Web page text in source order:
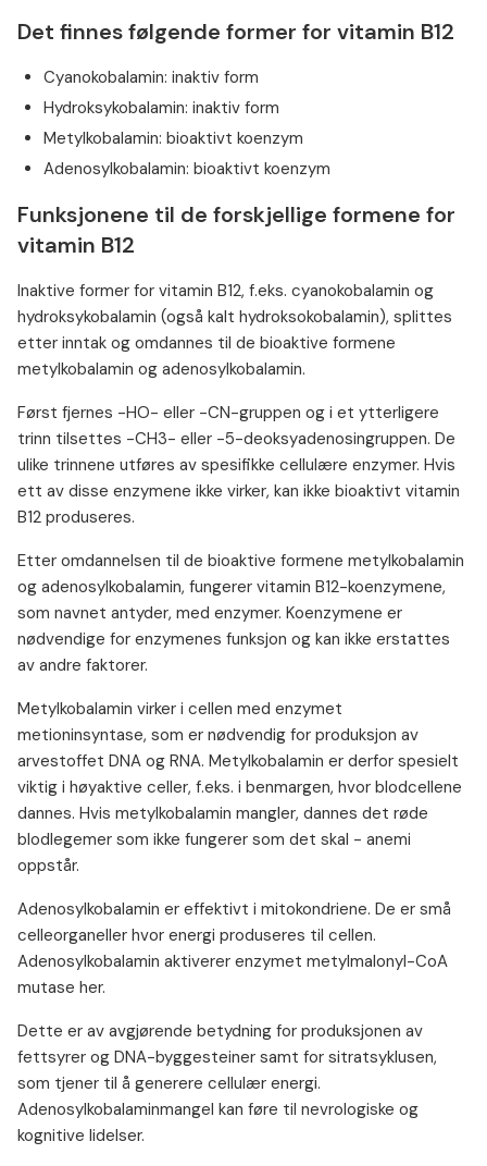
Det finnes følgende former for vitamin B12
Cyanokobalamin: inaktiv form
Hydroksykobalamin: inaktiv form
Metylkobalamin: bioaktivt koenzym
Adenosylkobalamin: bioaktivt koenzym
Funksjonene til de forskjellige formene for
vitamin B12
Inaktive former for vitamin B12, f.eks. cyanokobalamin og
hydroksykobalamin (også kalt hydroksokobalamin), splittes
etter inntak og omdannes til de bioaktive formene
metylkobalamin og adenosylkobalamin.
Først fjernes -HO- eller -CN-gruppen og i et ytterligere
trinn tilsettes -CH3- eller -5-deoksyadenosingruppen. De
ulike trinnene utføres av spesifikke cellulære enzymer. Hvis
ett av disse enzymene ikke virker, kan ikke bioaktivt vitamin
B12 produseres.
Etter omdannelsen til de bioaktive formene metylkobalamin
og adenosylkobalamin, fungerer vitamin B12-koenzymene,
som navnet antyder, med enzymer. Koenzymene er
nødvendige for enzymenes funksjon og kan ikke erstattes
av andre faktorer.
Metylkobalamin virker i cellen med enzymet
metioninsyntase, som er nødvendig for produksjon av
arvestoffet DNA og RNA. Metylkobalamin er derfor spesielt
viktig i høyaktive celler, f.eks. i benmargen, hvor blodcellene
dannes. Hvis metylkobalamin mangler, dannes det røde
blodlegemer som ikke fungerer som det skal - anemi
oppstår.
Adenosylkobalamin er effektivt i mitokondriene. De er små
celleorganeller hvor energi produseres til cellen.
Adenosylkobalamin aktiverer enzymet metylmalonyl-CoA
mutase her.
Dette er av avgjørende betydning for produksjonen av
fettsyrer og DNA-byggesteiner samt for sitratsyklusen,
som tjener til å generere cellulær energi.
Adenosylkobalaminmangel kan føre til nevrologiske og
kognitive lidelser.